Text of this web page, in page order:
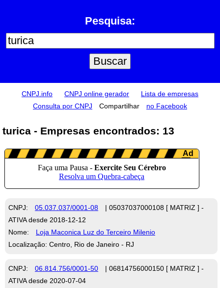
Pesquisa:
CNPJ.info CNPJ online gerador
Lista de empresas
Consulta por CNPJ
Compartilhar no Facebook
turica - Empresas encontrados: 13
CNPJ: 05.037.037/0001-08
| 05037037000108 [ MATRIZ ] -
ATIVA desde 2018-12-12
Nome:
Loja Maconica Luz do Terceiro Milenio
Localização: Centro, Rio de Janeiro - RJ
CNPJ: 06.814.756/0001-50
| 06814756000150 [ MATRIZ ] -
ATIVA desde 2020-07-04